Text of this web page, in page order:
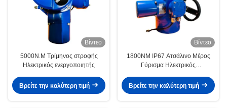
Βίντεο
5000N.M Τρίμηνος στροφής
Ηλεκτρικός ενεργοποιητής
Βρείτε την καλύτερη τιμή
Βίντεο
1800NM IP67 Ατσάλινο Μέρος
Γύρισμα Ηλεκτρικός
Προστασία
Βρείτε την καλύτερη τιμή